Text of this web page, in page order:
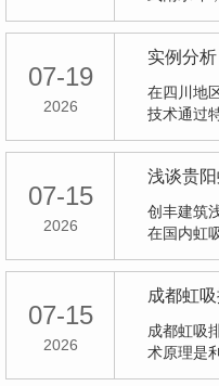
07-19
2026
在四川地
技术通过
07-15
2026
浅谈贵
创丰建筑
在国内虹
07-15
2026
成都虹
成都虹吸
术原理是